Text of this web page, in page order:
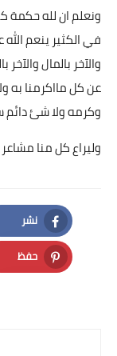
ونعلم ان لله
في الكثير ينعم
والآخر بالمال
عن كل مااكرمنا به
وكرمه ولا شئ دائم
وليراع كل منا
نشر
Facebook
حفظ
Pinterest